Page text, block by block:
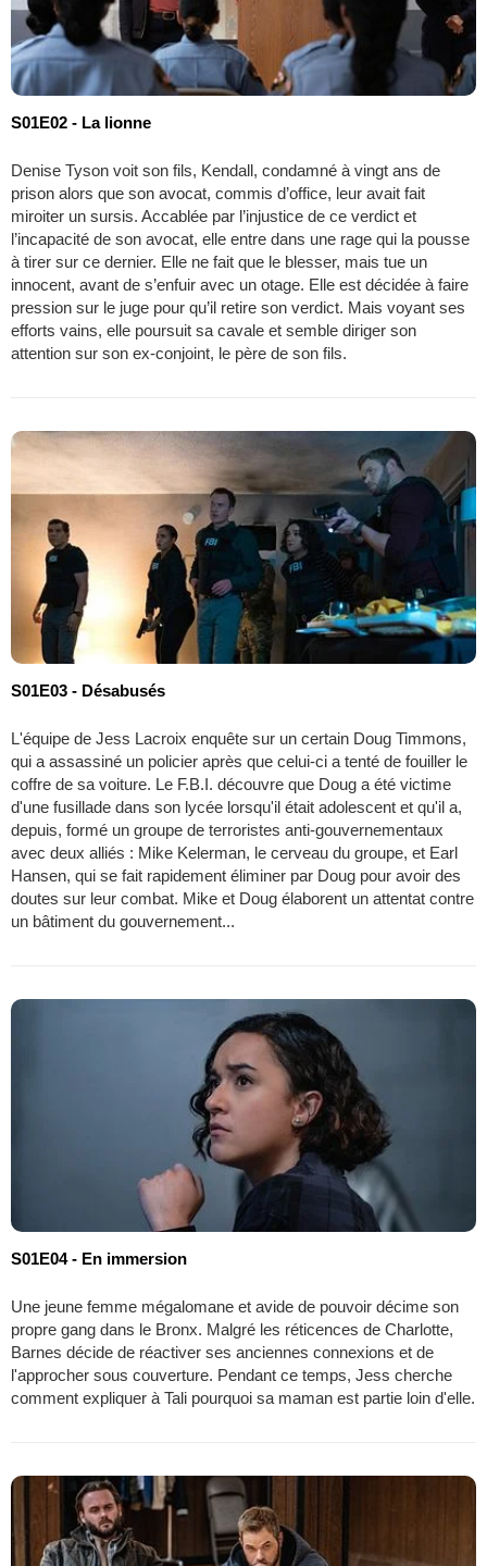
S01E02 - La lionne
Denise Tyson voit son fils, Kendall, condamné à vingt ans de
prison alors que son avocat, commis d’office, leur avait fait
miroiter un sursis. Accablée par l’injustice de ce verdict et
l’incapacité de son avocat, elle entre dans une rage qui la pousse
à tirer sur ce dernier. Elle ne fait que le blesser, mais tue un
innocent, avant de s’enfuir avec un otage. Elle est décidée à faire
pression sur le juge pour qu’il retire son verdict. Mais voyant ses
efforts vains, elle poursuit sa cavale et semble diriger son
attention sur son ex-conjoint, le père de son fils.
S01E03 - Désabusés
L'équipe de Jess Lacroix enquête sur un certain Doug Timmons,
qui a assassiné un policier après que celui-ci a tenté de fouiller le
coffre de sa voiture. Le F.B.I. découvre que Doug a été victime
d'une fusillade dans son lycée lorsqu'il était adolescent et qu'il a,
depuis, formé un groupe de terroristes anti-gouvernementaux
avec deux alliés : Mike Kelerman, le cerveau du groupe, et Earl
Hansen, qui se fait rapidement éliminer par Doug pour avoir des
doutes sur leur combat. Mike et Doug élaborent un attentat contre
un bâtiment du gouvernement...
S01E04 - En immersion
Une jeune femme mégalomane et avide de pouvoir décime son
propre gang dans le Bronx. Malgré les réticences de Charlotte,
Barnes décide de réactiver ses anciennes connexions et de
l'approcher sous couverture. Pendant ce temps, Jess cherche
comment expliquer à Tali pourquoi sa maman est partie loin d'elle.